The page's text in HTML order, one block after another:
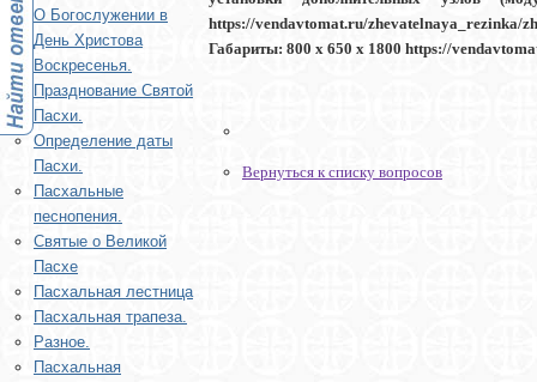
О Богослужении в
День Христова
Воскресенья.
Празднование Святой
Пасхи.
Определение даты
Пасхи.
Пасхальные
песнопения.
Святые о Великой
Пасхе
Пасхальная лестница
Пасхальная трапеза.
Разное.
Пасхальная
https://vendavtomat.ru/
Габариты: 800 x 650 x 1800 https://
Вернуться к списку вопросов